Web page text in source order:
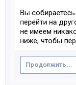
Вы собираетесь
перейти на
не имеем
ниже, чтобы
Продолжить...